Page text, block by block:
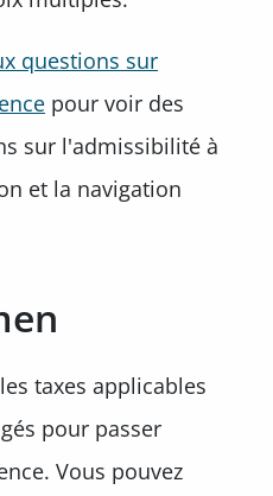
questions sur
pour voir des
sur l'admissibilité à
et la navigation
taxes applicables
pour passer
Vous pouvez